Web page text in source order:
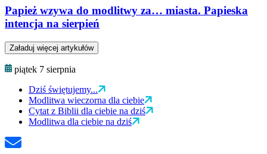
Papież wzywa do modlitwy za… miasta. Papieska
intencja na sierpień
Załaduj więcej artykułów
piątek 7 sierpnia
Dziś świętujemy...
Modlitwa wieczorna dla ciebie
Cytat z Biblii dla ciebie na dziś
Modlitwa dla ciebie na dziś